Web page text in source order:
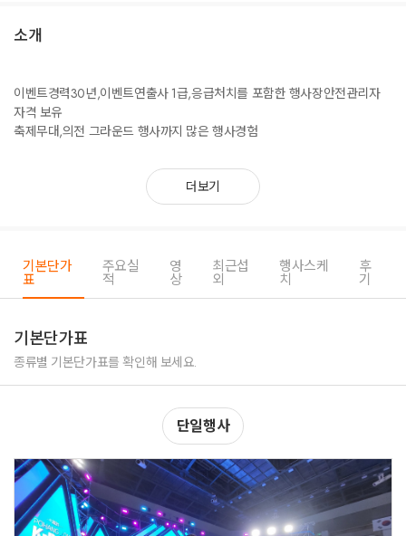
소개
이벤트경력30년,이벤트연출사 1급,응급처치를 포함한 행사장안전관리자
자격 보유
축제무대,의전 그라운드 행사까지 많은 행사경험
더보기
기본단가
표
주요실
적
영
상
최근섭
외
행사스케
치
후
기
기본단가표
종류별 기본단가표를 확인해 보세요.
단일행사